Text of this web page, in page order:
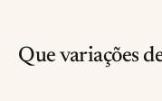
Que variações